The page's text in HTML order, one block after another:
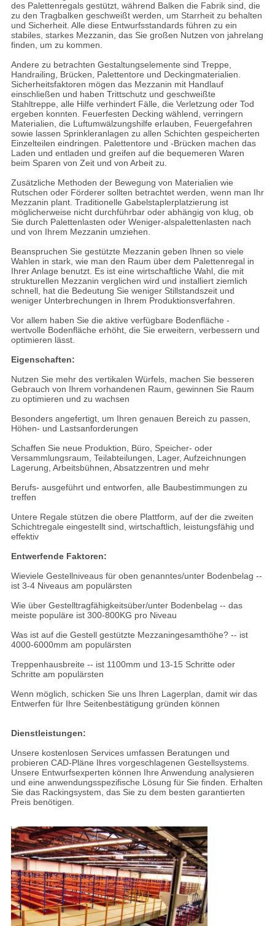
des Palettenregals gestützt, während Balken die Fabrik sind, die
zu den Tragbalken geschweißt werden, um Starrheit zu behalten
und Sicherheit. Alle diese Entwurfsstandards führen zu ein
stabiles, starkes Mezzanin, das Sie großen Nutzen von jahrelang
finden, um zu kommen.
Andere zu betrachten Gestaltungselemente sind Treppe,
Handrailing, Brücken, Palettentore und Deckingmaterialien.
Sicherheitsfaktoren mögen das Mezzanin mit Handlauf
einschließen und haben Trittschutz und geschweißte
Stahltreppe, alle Hilfe verhindert Fälle, die Verletzung oder Tod
ergeben konnten. Feuerfesten Decking wählend, verringern
Materialien, die Luftumwälzungshilfe erlauben, Feuergefahren
sowie lassen Sprinkleranlagen zu allen Schichten gespeicherten
Einzelteilen eindringen. Palettentore und -Brücken machen das
Laden und entladen und greifen auf die bequemeren Waren
beim Sparen von Zeit und von Arbeit zu.
Zusätzliche Methoden der Bewegung von Materialien wie
Rutschen oder Förderer sollten betrachtet werden, wenn man Ihr
Mezzanin plant. Traditionelle Gabelstaplerplatzierung ist
möglicherweise nicht durchführbar oder abhängig von klug, ob
Sie durch Palettenlasten oder Weniger-alspalettenlasten nach
und von Ihrem Mezzanin umziehen.
Beanspruchen Sie gestützte Mezzanin geben Ihnen so viele
Wahlen in stark, wie man den Raum über dem Palettenregal in
Ihrer Anlage benutzt. Es ist eine wirtschaftliche Wahl, die mit
strukturellen Mezzanin verglichen wird und installiert ziemlich
schnell, hat die Bedeutung Sie weniger Stillstandszeit und
weniger Unterbrechungen in Ihrem Produktionsverfahren.
Vor allem haben Sie die aktive verfügbare Bodenfläche -
wertvolle Bodenfläche erhöht, die Sie erweitern, verbessern und
optimieren lässt.
Eigenschaften:
Nutzen Sie mehr des vertikalen Würfels, machen Sie besseren
Gebrauch von Ihrem vorhandenen Raum, gewinnen Sie Raum
zu optimieren und zu wachsen
Besonders angefertigt, um Ihren genauen Bereich zu passen,
Höhen- und Lastsanforderungen
Schaffen Sie neue Produktion, Büro, Speicher- oder
Versammlungsraum, Teilabteilungen, Lager, Aufzeichnungen
Lagerung, Arbeitsbühnen, Absatzzentren und mehr
Berufs- ausgeführt und entworfen, alle Baubestimmungen zu
treffen
Untere Regale stützen die obere Plattform, auf der die zweiten
Schichtregale eingestellt sind, wirtschaftlich, leistungsfähig und
effektiv
Entwerfende Faktoren:
Wieviele Gestellniveaus für oben genanntes/unter Bodenbelag --
ist 3-4 Niveaus am populärsten
Wie über Gestelltragfähigkeitsüber/unter Bodenbelag -- das
meiste populäre ist 300-800KG pro Niveau
Was ist auf die Gestell gestützte Mezzaningesamthöhe? -- ist
4000-6000mm am populärsten
Treppenhausbreite -- ist 1100mm und 13-15 Schritte oder
Schritte am populärsten
Wenn möglich, schicken Sie uns Ihren Lagerplan, damit wir das
Entwerfen für Ihre Seitenbestätigung gründen können
Dienstleistungen:
Unsere kostenlosen Services umfassen Beratungen und
probieren CAD-Pläne Ihres vorgeschlagenen Gestellsystems.
Unsere Entwurfsexperten können Ihre Anwendung analysieren
und eine anwendungsspezifische Lösung für Sie finden. Erhalten
Sie das Rackingsystem, das Sie zu dem besten garantierten
Preis benötigen.